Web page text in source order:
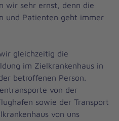
wir sehr ernst, denn die
und Patienten geht immer
gleichzeitig die
im Zielkrankenhaus in
betroffenen Person.
von der
sowie der Transport
von uns